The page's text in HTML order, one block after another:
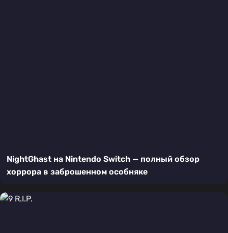
NightGhast на Nintendo Switch — полный обзор
хоррора в заброшенном особняке